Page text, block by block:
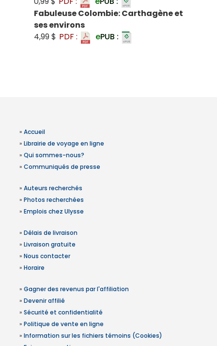
Fabuleuse Colombie: Carthagène et
ses environs
4,99 $ PDF : ePUB :
» Accueil
» Librairie de voyage en ligne
» Qui sommes-nous?
» Communiqués de presse
» Auteurs recherchés
» Photos recherchées
» Emplois chez Ulysse
» Délais de livraison
» Livraison gratuite
» Nous contacter
» Horaire
» Gagner des revenus par l'affiliation
» Devenir affilié
» Sécurité et confidentialité
» Politique de vente en ligne
» Information sur les fichiers témoins (Cookies)